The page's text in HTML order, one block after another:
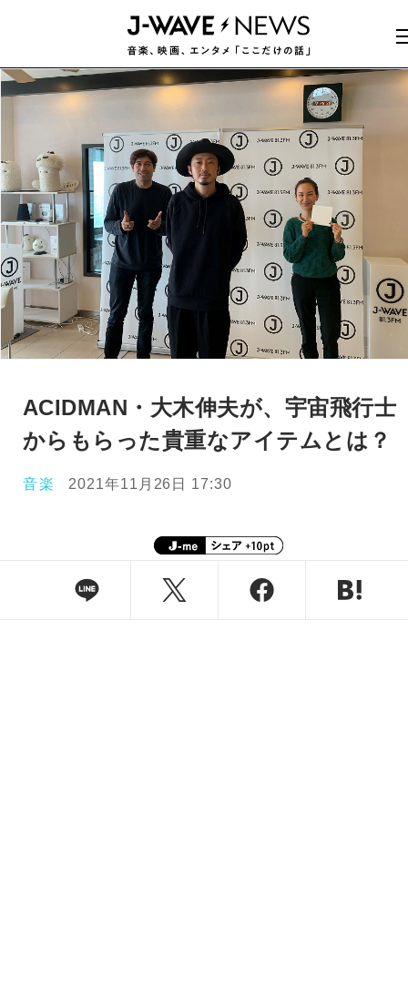
ACIDMAN・大木伸夫が、宇宙飛行士
からもらった貴重なアイテムとは？
音楽 2021年11月26日 17:30